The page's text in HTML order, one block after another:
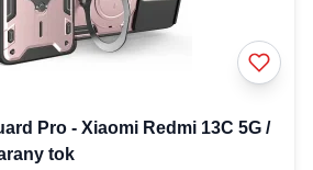
Pro - Xiaomi Redmi 13C 5G /
tok